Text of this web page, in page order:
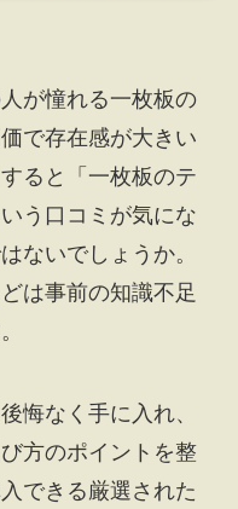
が憧れる一枚板の
で存在感が大きい
ると「一枚板のテ
う口コミが気にな
ないでしょうか。
は事前の知識不足
悔なく手に入れ、
方のポイントを整
できる厳選された